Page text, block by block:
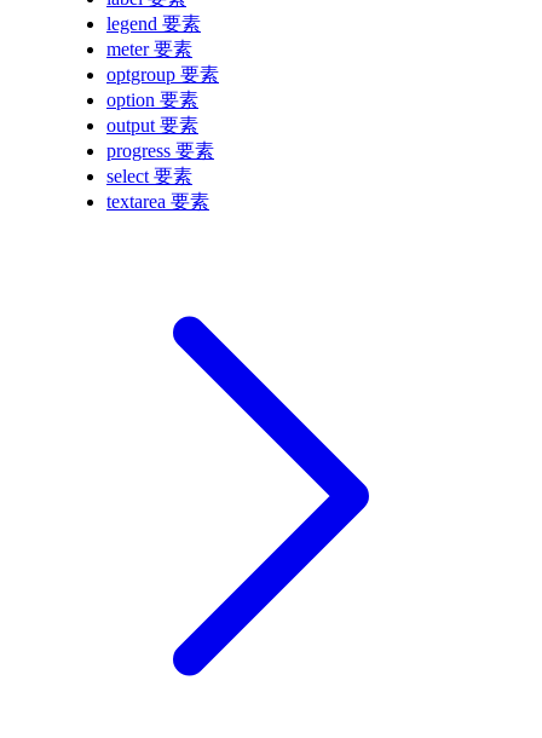
legend 要素
meter 要素
optgroup 要素
option 要素
output 要素
progress 要素
select 要素
textarea 要素